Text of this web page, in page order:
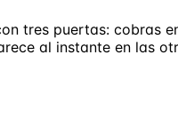
tres puertas:
al instante en las